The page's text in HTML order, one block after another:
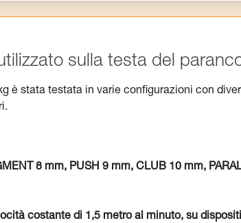
sulla testa del
è stata testata in varie configurazioni con
8 mm, PUSH 9 mm, CLUB 10 mm,
costante di 1,5 metro al minuto, su